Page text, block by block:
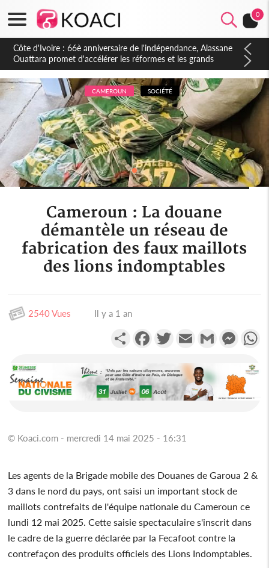
0
Côte d'Ivoire : À Abidjan, Amadou Oury Bah admire le modèle
ivoirien et veut s'en inspirer pour accélérer le développement
de la Guinée
CAMEROUN SOCIÉTÉ
Cameroun : La douane
démantèle un réseau de
fabrication des faux maillots
des lions indomptables
2540 Vues Il y a 1 an
PartagerFacebookTwitterEmail Gmail
© Koaci.com - mercredi 14 mai 2025 - 16:31
Les agents de la Brigade mobile des Douanes de Garoua 2 &
3 dans le nord du pays, ont saisi un important stock de
maillots contrefaits de l'équipe nationale du Cameroun ce
lundi 12 mai 2025. Cette saisie spectaculaire s'inscrit dans
le cadre de la guerre déclarée par la Fecafoot contre la
contrefaçon des produits officiels des Lions Indomptables.